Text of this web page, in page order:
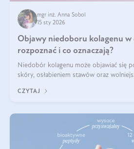
mgr inż. Anna Sobol
15 sty 2026
Objawy niedoboru kolagenu w
rozpoznać i co oznaczają?
Niedobór kolagenu może objawiać się
skóry, osłabieniem stawów oraz
skóry, bóle stawów, łamliwość paznokci
CZYTAJ